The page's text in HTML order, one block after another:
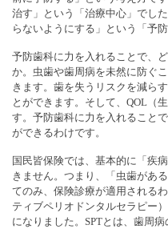
治す」という「治療中心」でし
らないようにする」という「予
予防歯科に力を入れることで、
か。虫歯や歯周病を未然に防ぐ
きます。歯を失うリスクを減ら
とができます。そして、QOL（
す。予防歯科に力を入れること
ができるわけです。
国民皆保険では、基本的に「疾
きません。つまり、「虫歯があ
てのみ、保険診療が適用される
ティブペリオドンタルセラピー
になりました。SPTとは、歯周